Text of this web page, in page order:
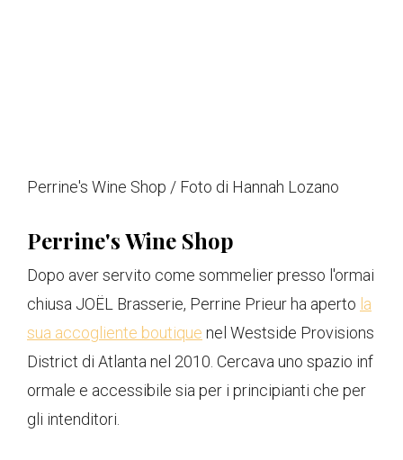
Perrine's Wine Shop / Foto di Hannah Lozano
Perrine's Wine Shop
Dopo aver servito come sommelier presso l'ormai
chiusa JOËL Brasserie, Perrine Prieur ha aperto la
sua accogliente boutique nel Westside Provisions
District di Atlanta nel 2010. Cercava uno spazio inf
ormale e accessibile sia per i principianti che per
gli intenditori.